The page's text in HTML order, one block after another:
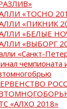
«ТОСНО
«ПИКНИК
«БЕЛЫЕ
«ВЫБОРГ
«Санкт-
чемпионата
«АЛХО 2018»